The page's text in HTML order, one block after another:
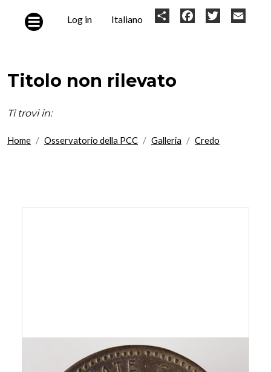
User
Log in Italiano Share FacebookTwitter
Titolo non rilevato
Ti trovi in:
Home Osservatorio della PCC Galleria Credo